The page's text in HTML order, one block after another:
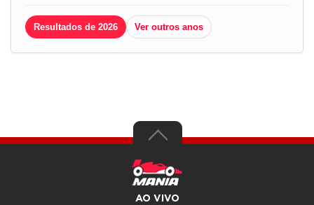
Resultados de 2026 Ver outros anos
AO VIVO